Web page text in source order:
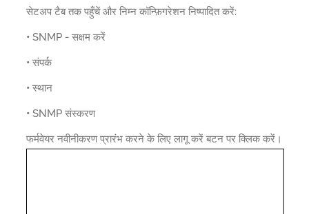
सेटअप टैब तक पहुँचें और निम्न कॉन्फ़िगरेशन निष्पादित करें:
• SNMP - सक्षम करें
• संपर्क
• स्थान
• SNMP संस्करण
फर्मवेयर नवीनीकरण प्रारंभ करने के लिए लागू करें बटन पर क्लिक करें।